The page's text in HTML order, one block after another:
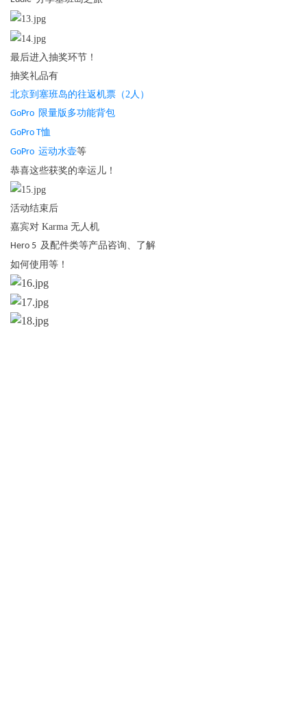
最后进入抽奖环节！
抽奖礼品有
北京到塞班岛的往返机票（2人）
GoPro 限量版多功能背包
GoPro T恤
GoPro 运动水壶等
恭喜这些获奖的幸运儿！
活动结束后
嘉宾对 Karma 无人机
Hero 5 及配件类等产品咨询、了解
如何使用等！